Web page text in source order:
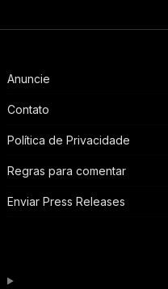
Anuncie
Contato
Política de Privacidade
Regras para comentar
Enviar Press Releases